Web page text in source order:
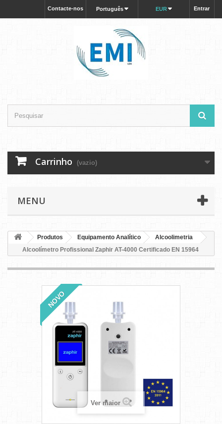
Entrar
EUR
Português
Contacte-nos
Carrinho (vazio)
MENU
Produtos Equipamento Analítico
Alcoolimetria
Alcoolímetro Profissional Zaphir AT-4000 Certificado EN 15964
NOVO
Ver maior